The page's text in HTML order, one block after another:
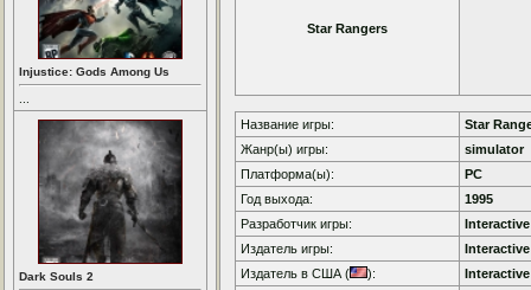
Injustice: Gods Among Us
Dark Souls 2
Star Rangers
Название игры:
Star
Жанр(ы) игры:
simulator
Платформа(ы):
PC
Год выхода:
1995
Разработчик игры:
Издатель игры:
Издатель в США (
):